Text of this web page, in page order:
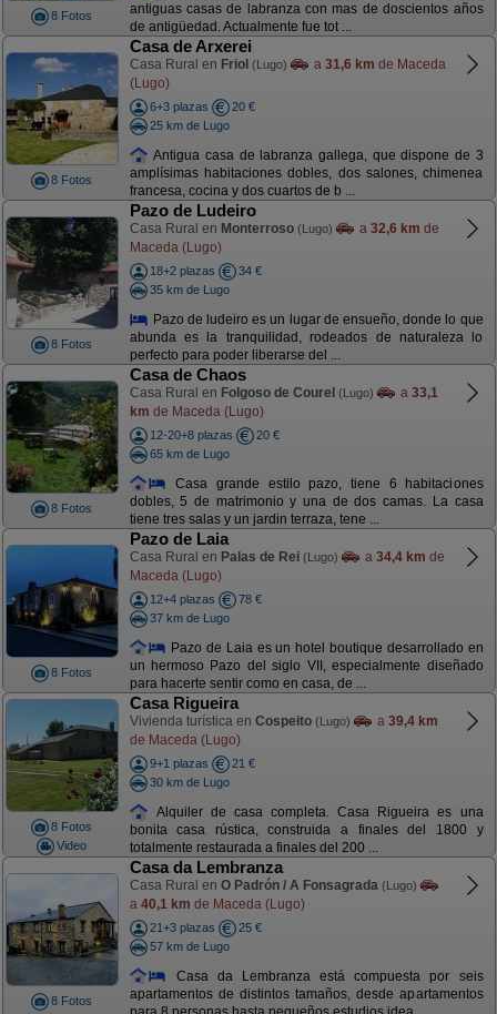
8 Fotos
antiguas casas de labranza con mas de doscientos años
de antigüedad. Actualmente fue tot ...
8 Fotos
Casa de Arxerei
Casa Rural en Friol (Lugo) a 31,6 km de Maceda
(Lugo)
6+3 plazas
20 €
25 km de Lugo
Antigua casa de labranza gallega, que dispone de 3
amplísimas habitaciones dobles, dos salones, chimenea
francesa, cocina y dos cuartos de b ...
8 Fotos
Pazo de Ludeiro
Casa Rural en Monterroso (Lugo) a 32,6 km de
Maceda (Lugo)
18+2 plazas
34 €
35 km de Lugo
Pazo de ludeiro es un lugar de ensueño, donde lo que
abunda es la tranquilidad, rodeados de naturaleza lo
perfecto para poder liberarse del ...
8 Fotos
Casa de Chaos
Casa Rural en Folgoso de Courel (Lugo) a 33,1
km de Maceda (Lugo)
12-20+8 plazas
20 €
65 km de Lugo
Casa grande estilo pazo, tiene 6 habitaciones
dobles, 5 de matrimonio y una de dos camas. La casa
tiene tres salas y un jardin terraza, tene ...
8 Fotos
Pazo de Laia
Casa Rural en Palas de Rei (Lugo) a 34,4 km de
Maceda (Lugo)
12+4 plazas
78 €
37 km de Lugo
Pazo de Laia es un hotel boutique desarrollado en
un hermoso Pazo del siglo VII, especialmente diseñado
para hacerte sentir como en casa, de ...
8 Fotos
Video
Casa Rigueira
Vivienda turística en Cospeito (Lugo) a 39,4 km
de Maceda (Lugo)
9+1 plazas
21 €
30 km de Lugo
Alquiler de casa completa. Casa Rigueira es una
bonita casa rústica, construida a finales del 1800 y
totalmente restaurada a finales del 200 ...
8 Fotos
Casa da Lembranza
Casa Rural en O Padrón / A Fonsagrada (Lugo)
a 40,1 km de Maceda (Lugo)
21+3 plazas
25 €
57 km de Lugo
Casa da Lembranza está compuesta por seis
apartamentos de distintos tamaños, desde apartamentos